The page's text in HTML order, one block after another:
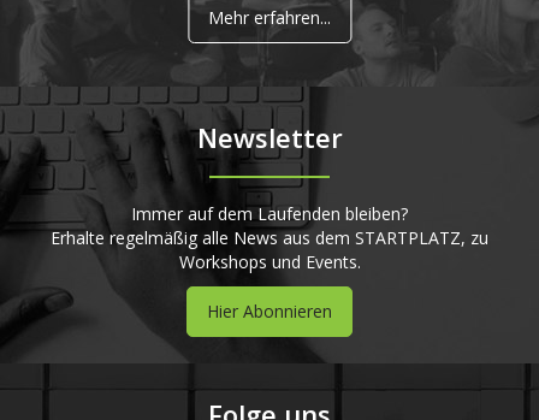
Mehr erfahren...
Newsletter
Immer auf dem Laufenden bleiben?
Erhalte regelmäßig alle News aus dem STARTPLATZ, zu
Workshops und Events.
Hier Abonnieren